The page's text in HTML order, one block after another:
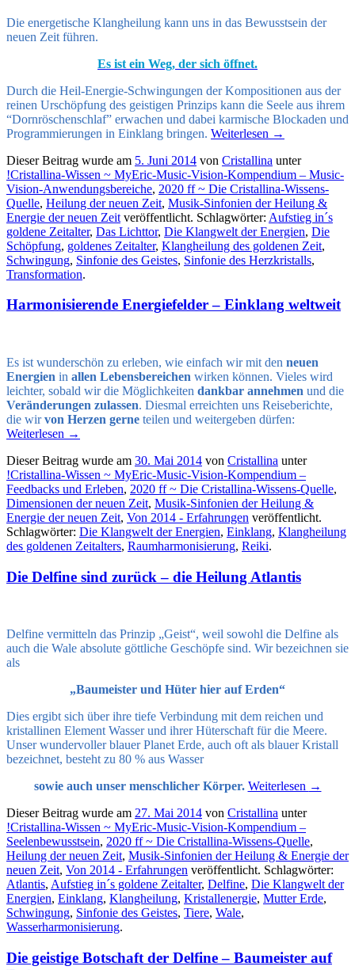
Die energetische Klangheilung kann uns in das Bewusstsein der
neuen Zeit führen.
Es ist ein Weg, der sich öffnet.
Durch die Heil-Energie-Schwingungen der Kompositionen aus der
reinen Urschöpfung des geistigen Prinzips kann die Seele aus ihrem
“Dornröschenschlaf” erwachen und dabei karmische Blockaden und
Programmierungen in Einklang bringen. Weiterlesen →
Dieser Beitrag wurde am 5. Juni 2014 von Cristallina unter
!Cristallina-Wissen ~ MyEric-Music-Vision-Kompendium – Music-
Vision-Anwendungsbereiche, 2020 ff ~ Die Cristallina-Wissens-
Quelle, Heilung der neuen Zeit, Musik-Sinfonien der Heilung &
Energie der neuen Zeit veröffentlicht. Schlagwörter: Aufstieg in´s
goldene Zeitalter, Das Lichttor, Die Klangwelt der Energien, Die
Schöpfung, goldenes Zeitalter, Klangheilung des goldenen Zeit,
Schwingung, Sinfonie des Geistes, Sinfonie des Herzkristalls,
Transformation.
Harmonisierende Energiefelder – Einklang weltweit
Es ist wunderschön zu erleben, wie einfach wir mit den neuen
Energien in allen Lebensbereichen wirken können. Vieles wird
leichter, sobald wir die Möglichkeiten dankbar annehmen und die
Veränderungen zulassen. Diesmal erreichten uns Reiseberichte,
die wirvon Herzen gerne teilen und weitergeben dürfen:
Weiterlesen →
Dieser Beitrag wurde am 30. Mai 2014 von Cristallina unter
!Cristallina-Wissen ~ MyEric-Music-Vision-Kompendium –
Feedbacks und Erleben, 2020 ff ~ Die Cristallina-Wissens-Quelle,
Dimensionen der neuen Zeit, Musik-Sinfonien der Heilung &
Energie der neuen Zeit, Von 2014 - Erfahrungen veröffentlicht.
Schlagwörter: Die Klangwelt der Energien, Einklang, Klangheilung
des goldenen Zeitalters, Raumharmonisierung, Reiki.
Die Delfine sind zurück – die Heilung Atlantis
Delfine vermitteln das Prinzip „Geist“, weil sowohl die Delfine als
auch die Wale absolute göttliche Geschöpfe sind. Wir bezeichnen sie
als
„Baumeister und Hüter hier auf Erden“
Dies ergibt sich über ihre tiefe Verbindung mit dem reichen und
kristallinen Element Wasser und ihrer Hüterschaft für die Meere.
Unser wundervoller blauer Planet Erde, auch oft als blauer Kristall
bezeichnet, besteht zu 80 % aus Wasser
sowie auch unser menschlicher Körper. Weiterlesen →
Dieser Beitrag wurde am 27. Mai 2014 von Cristallina unter
!Cristallina-Wissen ~ MyEric-Music-Vision-Kompendium –
Seelenbewusstsein, 2020 ff ~ Die Cristallina-Wissens-Quelle,
Heilung der neuen Zeit, Musik-Sinfonien der Heilung & Energie der
neuen Zeit, Von 2014 - Erfahrungen veröffentlicht. Schlagwörter:
Atlantis, Aufstieg in´s goldene Zeitalter, Delfine, Die Klangwelt der
Energien, Einklang, Klangheilung, Kristallenergie, Mutter Erde,
Schwingung, Sinfonie des Geistes, Tiere, Wale,
Wasserharmonisierung.
Die geistige Botschaft der Delfine – Baumeister auf